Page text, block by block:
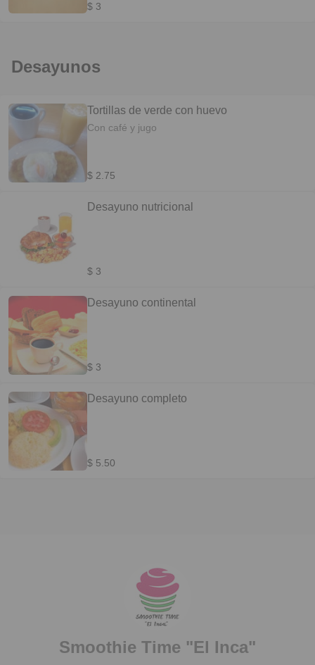
$ 3
Desayunos
Tortillas de verde con huevo
Con café y jugo
$ 2.75
Desayuno nutricional
$ 3
Desayuno continental
$ 3
Desayuno completo
$ 5.50
Smoothie Time "El Inca"